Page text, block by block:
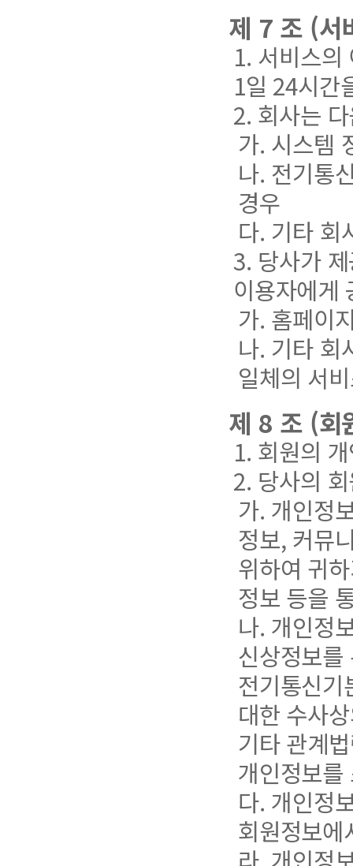
제 7 조 (서
1. 서비스의
1일 24시간
2. 회사는
가. 시스템
나. 전기통
경우
다. 기타 회
3. 당사가
이용자에게
가. 홈페이
나. 기타 회
일체의 서
제 8 조 (회
1. 회원의
2. 당사의
가. 개인정
정보, 커뮤
위하여 귀
정보 등을
나. 개인정
신상정보
전기통신
대한 수사
기타 관계
개인정보
다. 개인정
회원정보